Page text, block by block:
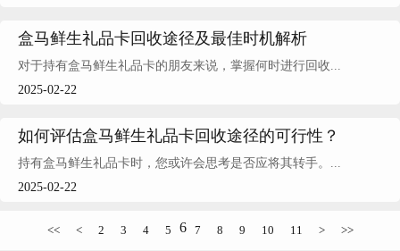
盒马鲜生礼品卡回收途径及最佳时机解析
对于持有盒马鲜生礼品卡的朋友来说，掌握何时进行回收...
2025-02-22
如何评估盒马鲜生礼品卡回收途径的可行性？
持有盒马鲜生礼品卡时，您或许会思考是否应将其转手。...
2025-02-22
<< < 2 3 4 5 6 7 8 9 10 11 > >>